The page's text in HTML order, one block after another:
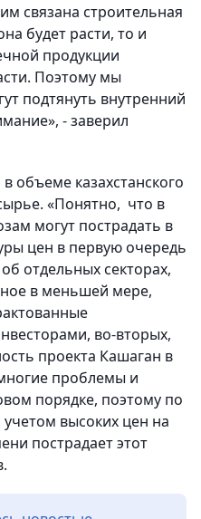
связана строительная
будет расти, то и
продукции
Поэтому мы
подтянуть внутренний
- заверил
объеме казахстанского
«Понятно, что в
могут пострадать в
цен в первую очередь
отдельных секторах,
в меньшей мере,
во-вторых,
проекта Кашаган в
проблемы и
порядке, поэтому по
высоких цен на
пострадает этот